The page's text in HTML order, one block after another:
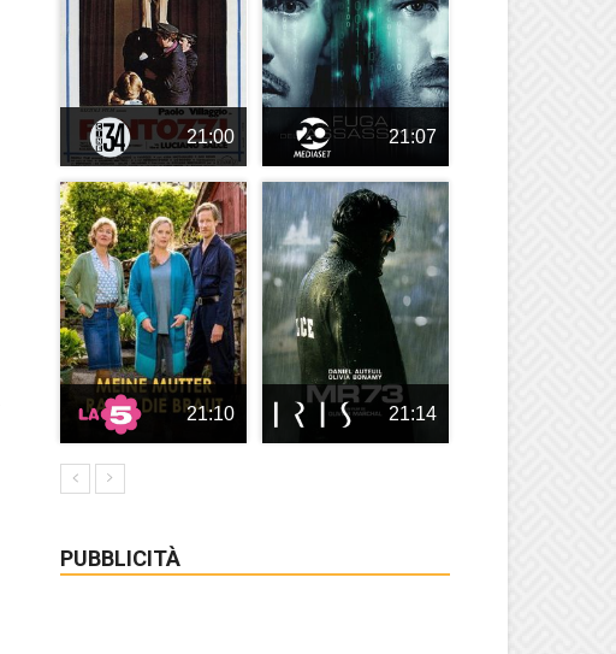
21:00 21:07
21:10 21:14
PUBBLICITÀ